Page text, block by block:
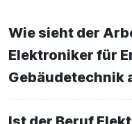
Wie sieht der
Elektroniker für
Gebäudetechnik